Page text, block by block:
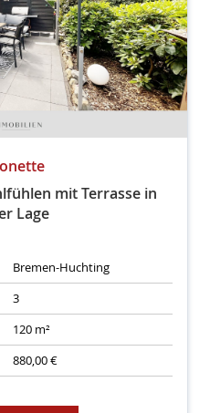
mit Terrasse in
Lage
Bremen-Huchting
3
120 m²
880,00 €